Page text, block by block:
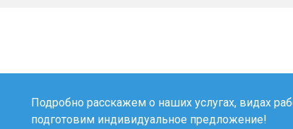
Подробно расскажем о наших услугах, видах
подготовим индивидуальное предложение!